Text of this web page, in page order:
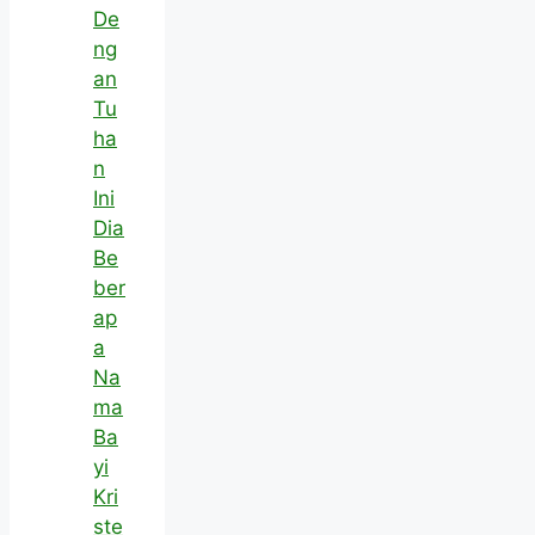
De
ng
an
Tu
ha
n
Ini
Dia
Be
ber
ap
a
Na
ma
Ba
yi
Kri
ste